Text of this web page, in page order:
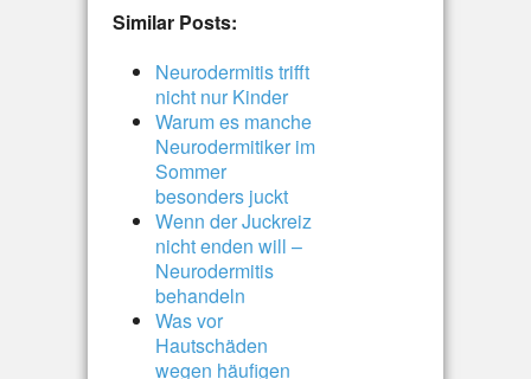
Similar Posts:
Neurodermitis trifft
nicht nur Kinder
Warum es manche
Neurodermitiker im
Sommer
besonders juckt
Wenn der Juckreiz
nicht enden will –
Neurodermitis
behandeln
Was vor
Hautschäden
wegen häufigen